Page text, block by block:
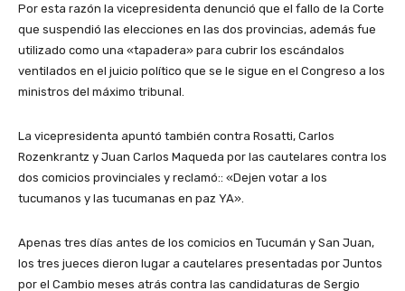
Por esta razón la vicepresidenta denunció que el fallo de la Corte
que suspendió las elecciones en las dos provincias, además fue
utilizado como una «tapadera» para cubrir los escándalos
ventilados en el juicio político que se le sigue en el Congreso a los
ministros del máximo tribunal.
La vicepresidenta apuntó también contra Rosatti, Carlos
Rozenkrantz y Juan Carlos Maqueda por las cautelares contra los
dos comicios provinciales y reclamó:: «Dejen votar a los
tucumanos y las tucumanas en paz YA».
Apenas tres días antes de los comicios en Tucumán y San Juan,
los tres jueces dieron lugar a cautelares presentadas por Juntos
por el Cambio meses atrás contra las candidaturas de Sergio